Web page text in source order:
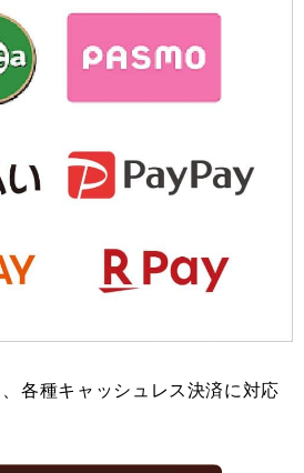
、各種キャッシュレス決済に対応